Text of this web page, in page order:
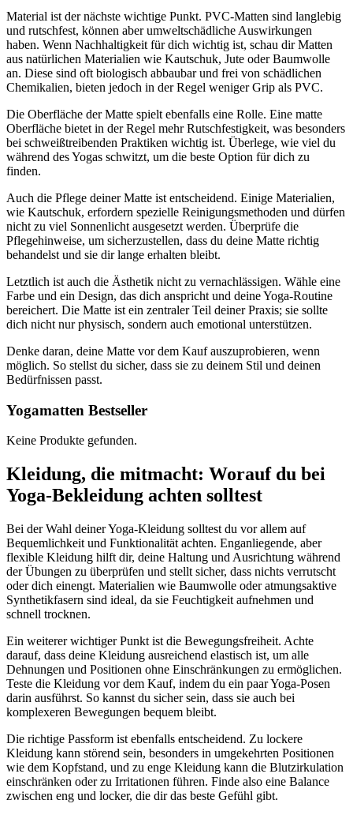
Material ist der nächste wichtige Punkt. PVC-Matten sind langlebig
und rutschfest, können aber umweltschädliche Auswirkungen
haben. Wenn Nachhaltigkeit für dich wichtig ist, schau dir Matten
aus natürlichen Materialien wie Kautschuk, Jute oder Baumwolle
an. Diese sind oft biologisch abbaubar und frei von schädlichen
Chemikalien, bieten jedoch in der Regel weniger Grip als PVC.
Die Oberfläche der Matte spielt ebenfalls eine Rolle. Eine matte
Oberfläche bietet in der Regel mehr Rutschfestigkeit, was besonders
bei schweißtreibenden Praktiken wichtig ist. Überlege, wie viel du
während des Yogas schwitzt, um die beste Option für dich zu
finden.
Auch die Pflege deiner Matte ist entscheidend. Einige Materialien,
wie Kautschuk, erfordern spezielle Reinigungsmethoden und dürfen
nicht zu viel Sonnenlicht ausgesetzt werden. Überprüfe die
Pflegehinweise, um sicherzustellen, dass du deine Matte richtig
behandelst und sie dir lange erhalten bleibt.
Letztlich ist auch die Ästhetik nicht zu vernachlässigen. Wähle eine
Farbe und ein Design, das dich anspricht und deine Yoga-Routine
bereichert. Die Matte ist ein zentraler Teil deiner Praxis; sie sollte
dich nicht nur physisch, sondern auch emotional unterstützen.
Denke daran, deine Matte vor dem Kauf auszuprobieren, wenn
möglich. So stellst du sicher, dass sie zu deinem Stil und deinen
Bedürfnissen passt.
Yogamatten Bestseller
Keine Produkte gefunden.
Kleidung, die mitmacht: Worauf du bei
Yoga-Bekleidung achten solltest
Bei der Wahl deiner Yoga-Kleidung solltest du vor allem auf
Bequemlichkeit und Funktionalität achten. Enganliegende, aber
flexible Kleidung hilft dir, deine Haltung und Ausrichtung während
der Übungen zu überprüfen und stellt sicher, dass nichts verrutscht
oder dich einengt. Materialien wie Baumwolle oder atmungsaktive
Synthetikfasern sind ideal, da sie Feuchtigkeit aufnehmen und
schnell trocknen.
Ein weiterer wichtiger Punkt ist die Bewegungsfreiheit. Achte
darauf, dass deine Kleidung ausreichend elastisch ist, um alle
Dehnungen und Positionen ohne Einschränkungen zu ermöglichen.
Teste die Kleidung vor dem Kauf, indem du ein paar Yoga-Posen
darin ausführst. So kannst du sicher sein, dass sie auch bei
komplexeren Bewegungen bequem bleibt.
Die richtige Passform ist ebenfalls entscheidend. Zu lockere
Kleidung kann störend sein, besonders in umgekehrten Positionen
wie dem Kopfstand, und zu enge Kleidung kann die Blutzirkulation
einschränken oder zu Irritationen führen. Finde also eine Balance
zwischen eng und locker, die dir das beste Gefühl gibt.